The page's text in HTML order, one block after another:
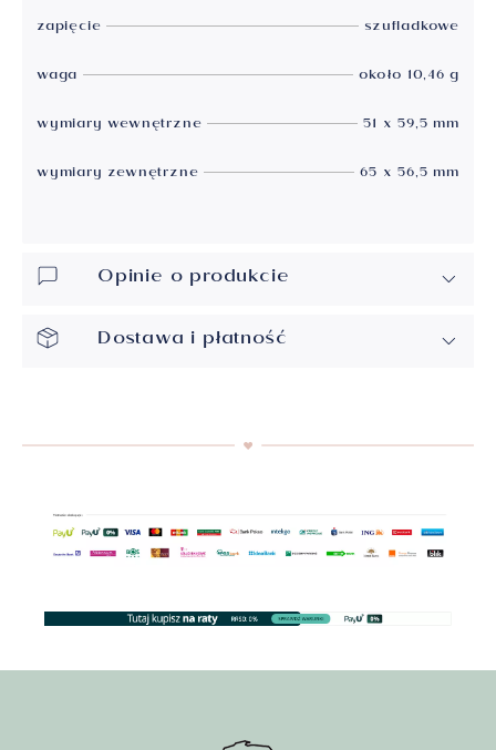
zapięcie
szufladkowe
waga
około 10,46 g
wymiary wewnętrzne
51 x 59,5 mm
wymiary zewnętrzne
65 x 56,5 mm
Opinie o produkcie
Dostawa i płatność